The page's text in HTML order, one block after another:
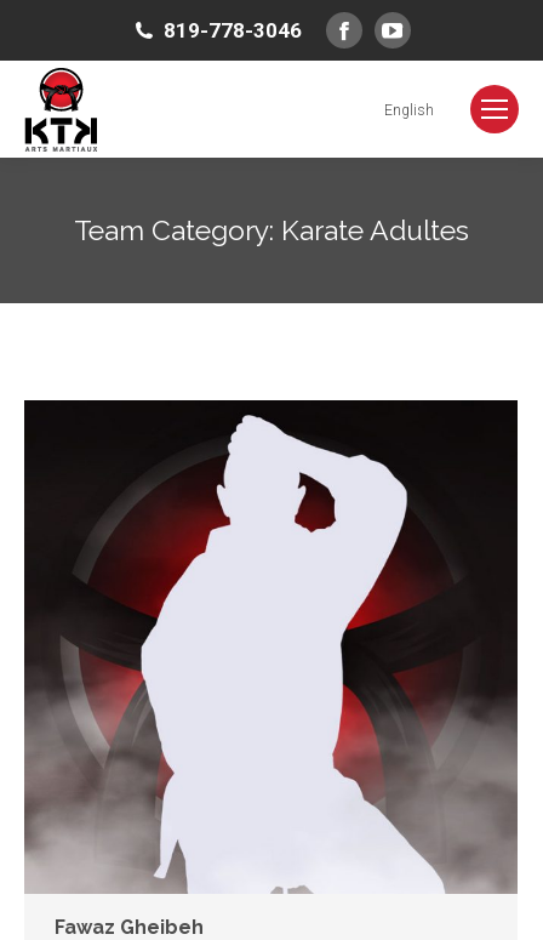
819-778-3046
Facebook
page
opens
YouTube
page
opens
English
Team Category: Karate Adultes
Fawaz Gheibeh